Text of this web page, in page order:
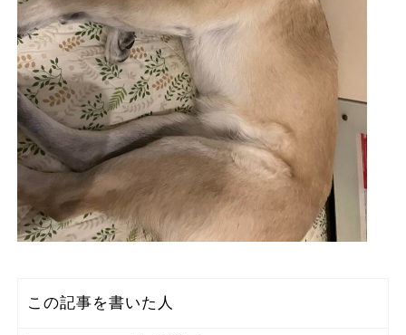
この記事を書いた人